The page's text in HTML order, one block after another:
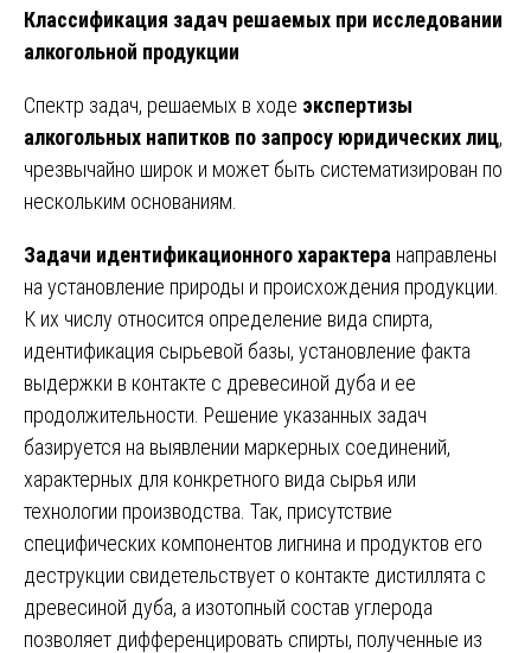
Классификация задач решаемых при исследовании
алкогольной продукции
Спектр задач, решаемых в ходе экспертизы
алкогольных напитков по запросу юридических лиц,
чрезвычайно широк и может быть систематизирован по
нескольким основаниям.
Задачи идентификационного характера направлены
на установление природы и происхождения продукции.
К их числу относится определение вида спирта,
идентификация сырьевой базы, установление факта
выдержки в контакте с древесиной дуба и ее
продолжительности. Решение указанных задач
базируется на выявлении маркерных соединений,
характерных для конкретного вида сырья или
технологии производства. Так, присутствие
специфических компонентов лигнина и продуктов его
деструкции свидетельствует о контакте дистиллята с
древесиной дуба, а изотопный состав углерода
позволяет дифференцировать спирты, полученные из